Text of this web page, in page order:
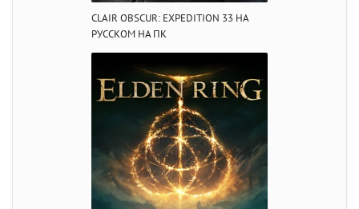
CLAIR OBSCUR: EXPEDITION 33 НА
РУССКОМ НА ПК